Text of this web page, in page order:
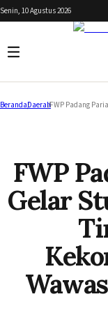
Senin, 10 Agustus 2026
Beranda/Daerah
/FWP Padang
FWP
Gelar